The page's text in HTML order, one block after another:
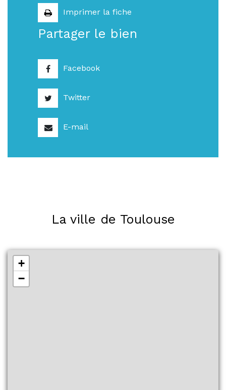
Imprimer la fiche
Partager le bien
Facebook
Twitter
E-mail
La ville de Toulouse
+
−